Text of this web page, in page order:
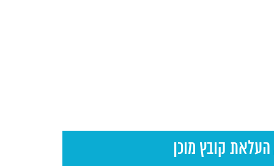
העלאת קובץ מוכן